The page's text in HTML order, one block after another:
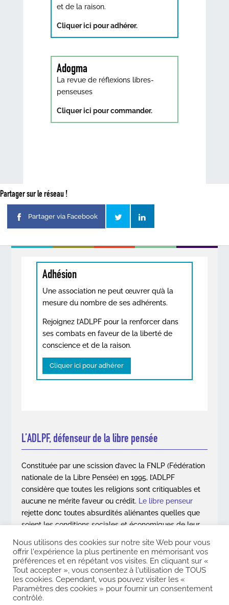
et de la raison.
Cliquer ici pour adhérer.
Adogma
La revue de réflexions libres-
penseuses
Cliquer ici pour commander.
Partager sur le réseau !
Partager via Facebook
Adhésion
Une association ne peut œuvrer qu’à la
mesure du nombre de ses adhérents.
Rejoignez l’ADLPF pour la renforcer dans
ses combats en faveur de la liberté de
conscience et de la raison.
Cliquer ici pour adhérer
L’ADLPF, défenseur de la libre pensée
Constituée par une scission d’avec la FNLP (Fédération
nationale de la Libre Pensée) en 1995, l’ADLPF
considère que toutes les religions sont critiquables et
aucune ne mérite faveur ou crédit. Le libre penseur
rejette donc toutes absurdités aliénantes quelles que
soient les conditions sociales et économiques de leur
En savoir plus
Nous utilisons des cookies sur notre site Web pour vous
offrir l'expérience la plus pertinente en mémorisant vos
préférences et en répétant vos visites. En cliquant sur «
Tout accepter », vous consentez à l'utilisation de TOUS
les cookies. Cependant, vous pouvez visiter les «
Paramètres des cookies » pour fournir un consentement
contrôlé.